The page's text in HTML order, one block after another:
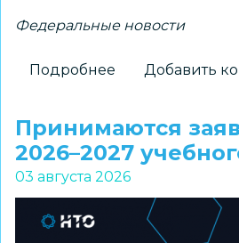
Федеральные новости
Подробнее
доступны
шаблоны
курсов
внеурочной
деятельности
Добавить
Принимаются
2026–2027
03 августа 2026